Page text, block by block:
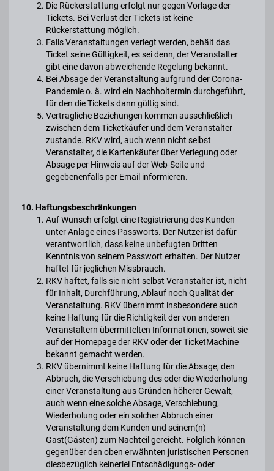
Die Rückerstattung erfolgt nur gegen Vorlage der
Tickets. Bei Verlust der Tickets ist keine
Rückerstattung möglich.
Falls Veranstaltungen verlegt werden, behält das
Ticket seine Gültigkeit, es sei denn, der Veranstalter
gibt eine davon abweichende Regelung bekannt.
Bei Absage der Veranstaltung aufgrund der Corona-
Pandemie o. ä. wird ein Nachholtermin durchgeführt,
für den die Tickets dann gültig sind.
Vertragliche Beziehungen kommen ausschließlich
zwischen dem Ticketkäufer und dem Veranstalter
zustande. RKV wird, auch wenn nicht selbst
Veranstalter, die Kartenkäufer über Verlegung oder
Absage per Hinweis auf der Web-Seite und
gegebenenfalls per Email informieren.
10. Haftungsbeschränkungen
Auf Wunsch erfolgt eine Registrierung des Kunden
unter Anlage eines Passworts. Der Nutzer ist dafür
verantwortlich, dass keine unbefugten Dritten
Kenntnis von seinem Passwort erhalten. Der Nutzer
haftet für jeglichen Missbrauch.
RKV haftet, falls sie nicht selbst Veranstalter ist, nicht
für Inhalt, Durchführung, Ablauf noch Qualität der
Veranstaltung. RKV übernimmt insbesondere auch
keine Haftung für die Richtigkeit der von anderen
Veranstaltern übermittelten Informationen, soweit sie
auf der Homepage der RKV oder der TicketMachine
bekannt gemacht werden.
RKV übernimmt keine Haftung für die Absage, den
Abbruch, die Verschiebung des oder die Wiederholung
einer Veranstaltung aus Gründen höherer Gewalt,
auch wenn eine solche Absage, Verschiebung,
Wiederholung oder ein solcher Abbruch einer
Veranstaltung dem Kunden und seinem(n)
Gast(Gästen) zum Nachteil gereicht. Folglich können
gegenüber den oben erwähnten juristischen Personen
diesbezüglich keinerlei Entschädigungs- oder